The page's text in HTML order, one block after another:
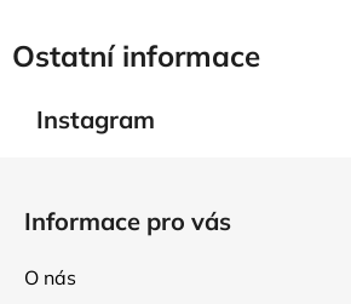
Ostatní informace
Instagram
Informace pro vás
O nás